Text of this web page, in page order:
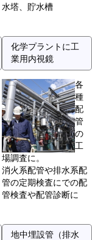
水塔、貯水槽
化学プラントに工
業用内視鏡
各
種
配
管
の
工
場調査に。
消火系配管や排水系配
管の定期検査にでの配
管検査や配管診断に
地中埋設管（排水